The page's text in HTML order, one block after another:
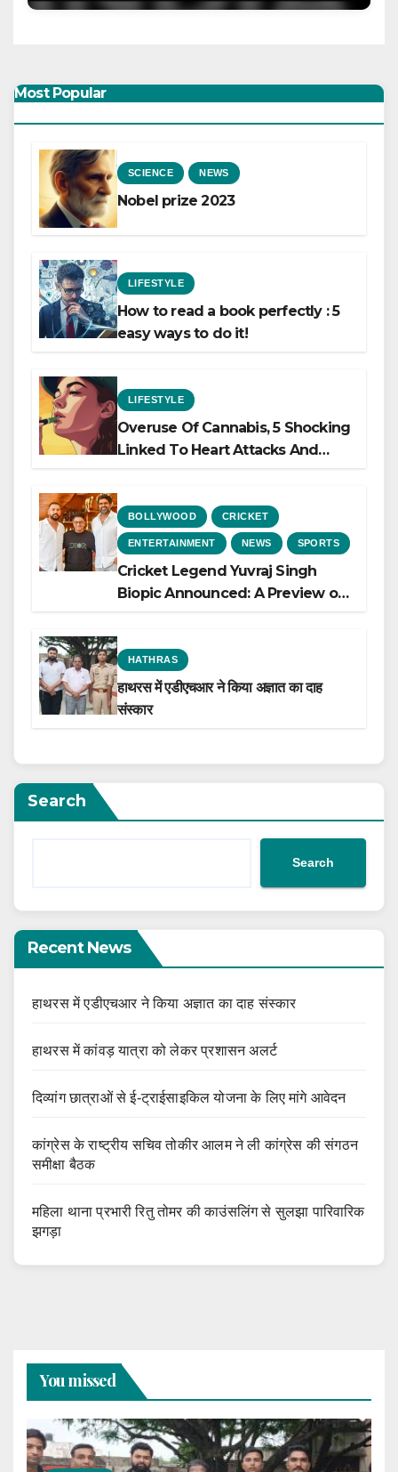
Most Popular
SCIENCE NEWS
Nobel prize 2023
LIFESTYLE
How to read a book perfectly : 5
easy ways to do it!
LIFESTYLE
Overuse Of Cannabis, 5 Shocking
Linked To Heart Attacks And
BOLLYWOOD CRICKET
ENTERTAINMENT NEWS SPORTS
Cricket Legend Yuvraj Singh
Biopic Announced: A Preview of
HATHRAS
हाथरस में एडीएचआर ने किया अज्ञात का दाह
संस्कार
Search
Search
Recent News
हाथरस में एडीएचआर ने किया अज्ञात का दाह संस्कार
हाथरस में कांवड़ यात्रा को लेकर प्रशासन अलर्ट
दिव्यांग छात्राओं से ई-ट्राईसाइकिल योजना के लिए मांगे आवेदन
कांग्रेस के राष्ट्रीय सचिव तोकीर आलम ने ली कांग्रेस की संगठन
समीक्षा बैठक
महिला थाना प्रभारी रितु तोमर की काउंसलिंग से सुलझा पारिवारिक
झगड़ा
You missed